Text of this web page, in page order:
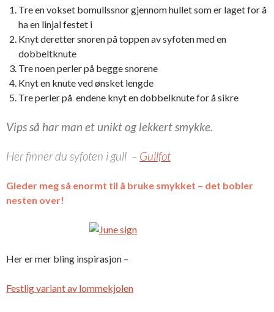
Tre en vokset bomullssnor gjennom hullet som er laget for å
ha en linjal festet i
Knyt deretter snoren på toppen av syfoten med en
dobbeltknute
Tre noen perler på begge snorene
Knyt en knute ved ønsket lengde
Tre perler på endene knyt en dobbelknute for å sikre
Vips så har man et unikt og lekkert smykke.
Her finner du syfoten i gull – Gullfot
Gleder meg så enormt til å bruke smykket – det bobler
nesten over!
Her er mer bling inspirasjon –
Festlig variant av lommekjolen